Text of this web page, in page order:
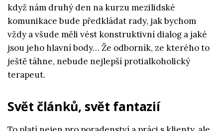
když nám druhý den na kurzu mezilidské
komunikace bude předkládat rady, jak bychom
vždy a všude měli vést konstruktivní dialog a jaké
jsou jeho hlavní body… Že odborník, ze kterého to
ještě táhne, nebude nejlepší protialkoholický
terapeut.
Svět článků, svět fantazií